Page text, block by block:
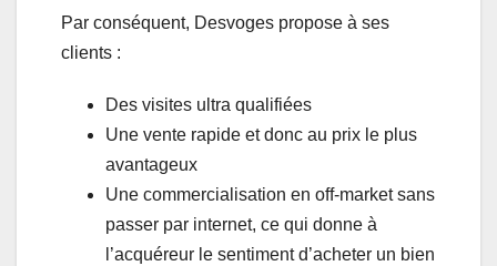
Par conséquent, Desvoges propose à ses
clients :
Des visites ultra qualifiées
Une vente rapide et donc au prix le plus
avantageux
Une commercialisation en off-market sans
passer par internet, ce qui donne à
l’acquéreur le sentiment d’acheter un bien